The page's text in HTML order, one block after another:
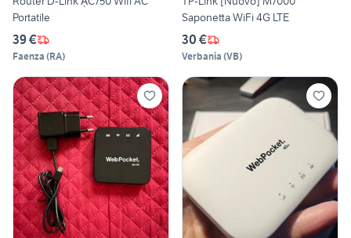
Portatile
39 €
Faenza (RA)
Saponetta WiFi 4G LTE
30 €
Verbania (VB)